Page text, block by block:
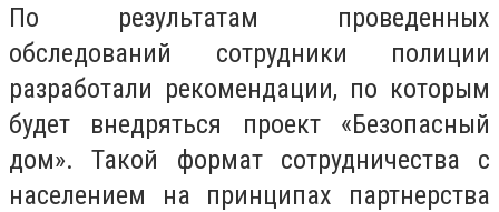
По результатам проведенных
обследований сотрудники полиции
разработали рекомендации, по которым
будет внедряться проект «Безопасный
дом». Такой формат сотрудничества с
населением на принципах партнерства